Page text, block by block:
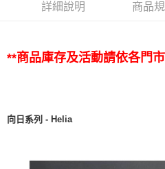
詳細說明 商品
**商品庫存及活動請依各門
向日系列 - Helia